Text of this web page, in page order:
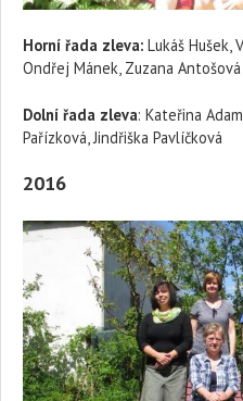
Horní řada zleva: Lukáš Hušek,
Ondřej Mánek, Zuzana Antošová
Dolní řada zleva: Kateřina
Pařízková, Jindřiška Pavlíčková
2016